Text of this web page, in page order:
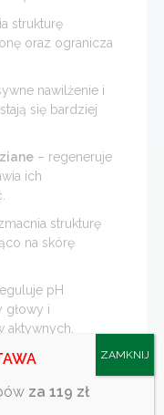
strukturę
oraz ogranicza
nawilżenie i
się bardziej
– regeneruje
ich
strukturę
na skórę
pH
głowy i
aktywnych.
za 119 zł
ZAMKNIJ